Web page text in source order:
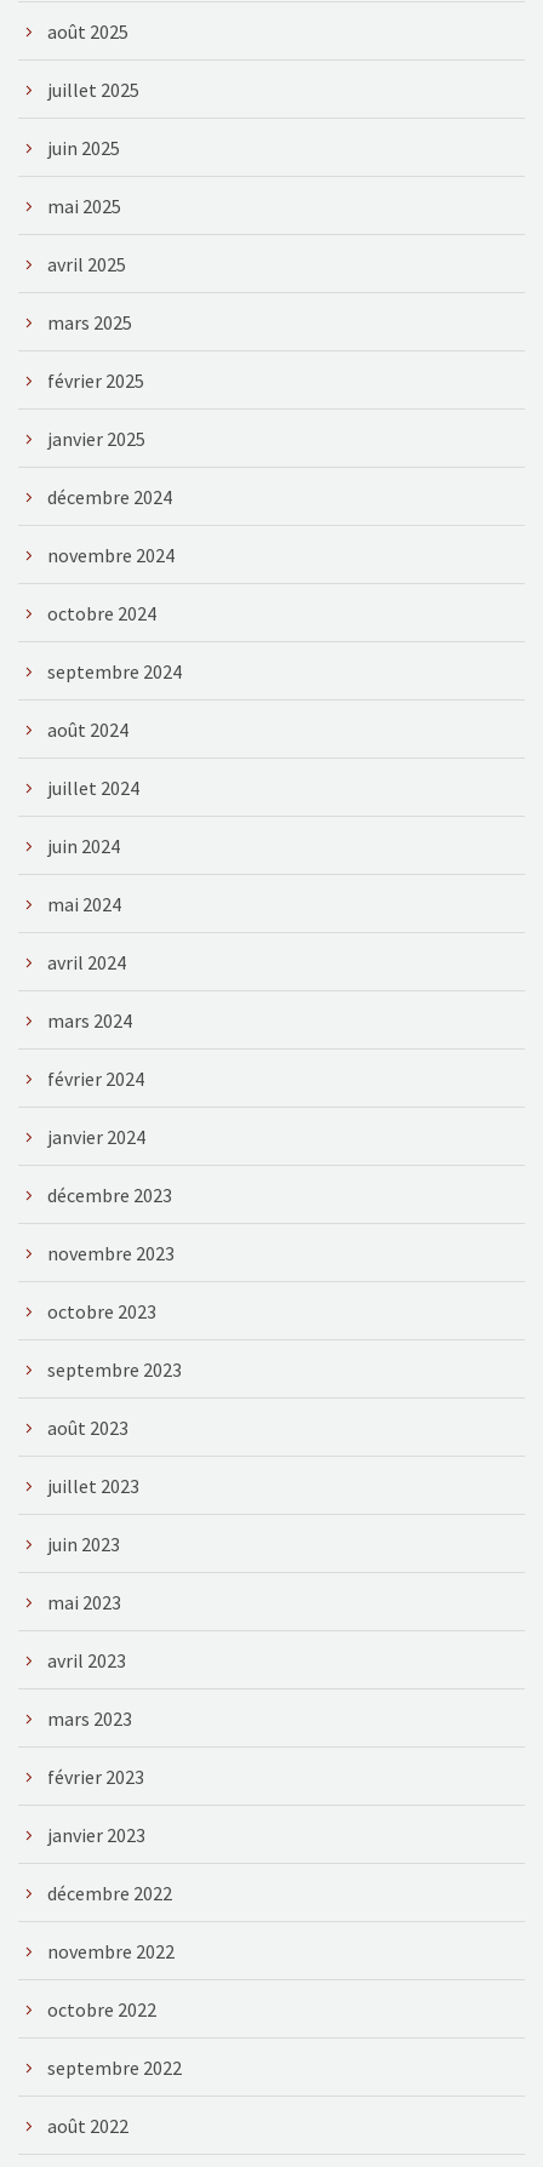
août 2025
juillet 2025
juin 2025
mai 2025
avril 2025
mars 2025
février 2025
janvier 2025
décembre 2024
novembre 2024
octobre 2024
septembre 2024
août 2024
juillet 2024
juin 2024
mai 2024
avril 2024
mars 2024
février 2024
janvier 2024
décembre 2023
novembre 2023
octobre 2023
septembre 2023
août 2023
juillet 2023
juin 2023
mai 2023
avril 2023
mars 2023
février 2023
janvier 2023
décembre 2022
novembre 2022
octobre 2022
septembre 2022
août 2022